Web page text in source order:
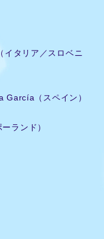
タリア／スロベニ
（スペイン）
ランド）